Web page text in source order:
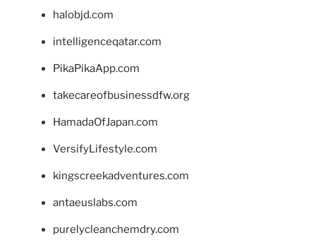
halobjd.com
intelligenceqatar.com
PikaPikaApp.com
takecareofbusinessdfw.org
HamadaOfJapan.com
VersifyLifestyle.com
kingscreekadventures.com
antaeuslabs.com
purelycleanchemdry.com